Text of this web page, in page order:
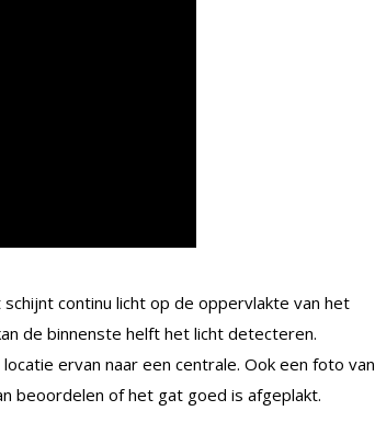
continu licht op de oppervlakte van het
de binnenste helft het licht detecteren.
ervan naar een centrale. Ook een foto van
beoordelen of het gat goed is afgeplakt.